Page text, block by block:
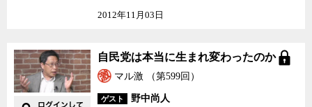
2012年11月03日
自民党は本当に生まれ変
わったのか
自民党は本当に生まれ変わったのか
マル激 （第599回）
ゲスト
野中尚人